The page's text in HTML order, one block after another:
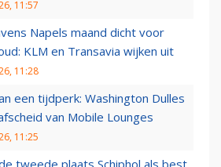
11:57
Napels maand dicht voor
KLM en Transavia wijken uit
11:28
een tijdperk: Washington Dulles
van Mobile Lounges
11:25